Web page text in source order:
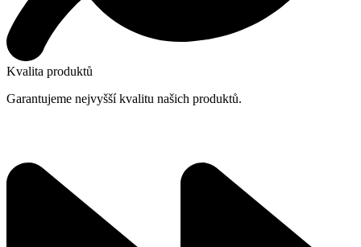
Kvalita produktů
Garantujeme nejvyšší kvalitu našich produktů.